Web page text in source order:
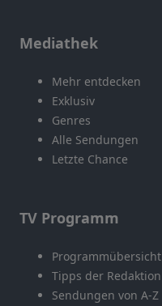
Mediathek
Mehr entdecken
Exklusiv
Genres
Alle Sendungen
Letzte Chance
TV Programm
Programmübersicht
Tipps der Redaktion
Sendungen von A-Z